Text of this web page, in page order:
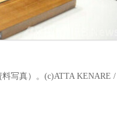
写真）。(c)ATTA KENARE /